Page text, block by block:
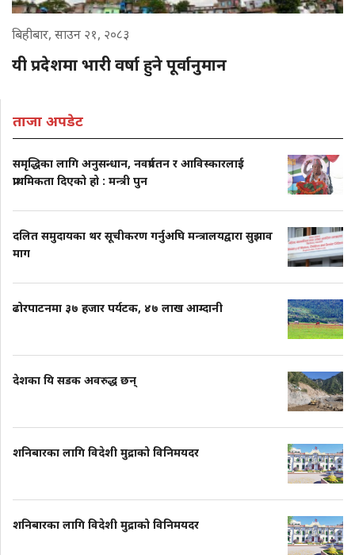
बिहीबार, साउन २१, २०८३
यी प्रदेशमा भारी वर्षा हुने पूर्वानुमान
ताजा अपडेट
समृद्धिका लागि अनुसन्धान, नवप्रर्वतन र आविस्कारलाई
प्राथमिकता दिएको हो : मन्त्री पुन
दलित समुदायका थर सूचीकरण गर्नुअघि मन्त्रालयद्वारा सुझाव
माग
ढोरपाटनमा ३७ हजार पर्यटक, ४७ लाख आम्दानी
देशका यि सडक अवरुद्ध छन्
शनिबारका लागि विदेशी मुद्राको विनिमयदर
शनिबारका लागि विदेशी मुद्राको विनिमयदर